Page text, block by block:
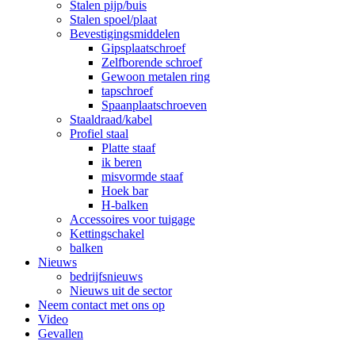
Stalen pijp/buis
Stalen spoel/plaat
Bevestigingsmiddelen
Gipsplaatschroef
Zelfborende schroef
Gewoon metalen ring
tapschroef
Spaanplaatschroeven
Staaldraad/kabel
Profiel staal
Platte staaf
ik beren
misvormde staaf
Hoek bar
H-balken
Accessoires voor tuigage
Kettingschakel
balken
Nieuws
bedrijfsnieuws
Nieuws uit de sector
Neem contact met ons op
Video
Gevallen